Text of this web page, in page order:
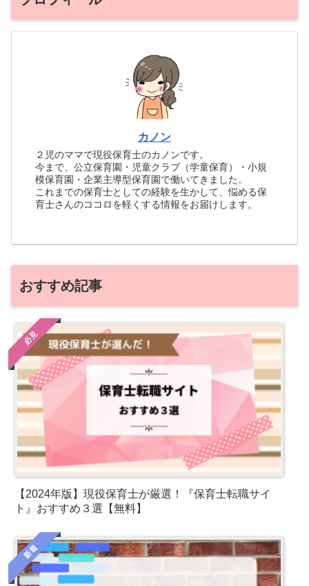
カノン
２児のママで現役保育士のカノンです。
今まで、公立保育園・児童クラブ（学童保育）・小規
模保育園・企業主導型保育園で働いてきました。
これまでの保育士としての経験を生かして、悩める保
育士さんのココロを軽くする情報をお届けします。
おすすめ記事
必見
【2024年版】現役保育士が厳選！『保育士転職サイ
ト』おすすめ３選【無料】
新着